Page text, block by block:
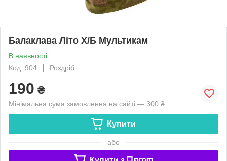
Балаклава Літо Х/Б Мультикам
В наявності
Код: 904
Роздріб
190 ₴
Мінімальна сума замовлення на сайті — 300 ₴
Купити
або